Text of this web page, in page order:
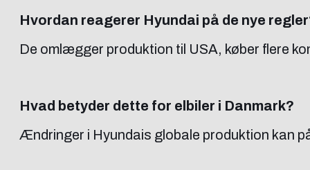
Hvordan reagerer Hyundai på de nye
De omlægger produktion til USA, køber flere
Hvad betyder dette for elbiler i Danmark?
Ændringer i Hyundais globale produktion kan